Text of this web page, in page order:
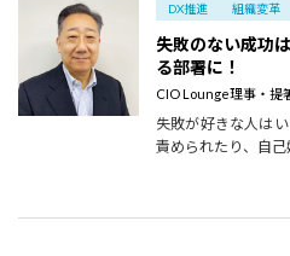
DX推進 組織変革
失敗のない成功
る部署に！
失敗が好きな人は
責められたり、自己
CIO Lounge理事・提